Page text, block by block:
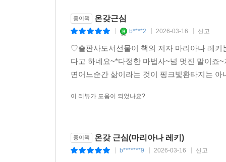
종이책 온갖근심
b****2 2026-03-16 신고
♡출판사도서선물이 책의 저자 마리아나 레키
다고 하네요~*다정한 마법사~넘 멋진 말이죠
면어느순간 삶이라는 것이 핑크빛환타지는
이 리뷰가 도움이 되었나요?
종이책 온갖 근심(마리아나 레키)
b*******9 2026-03-16 신고